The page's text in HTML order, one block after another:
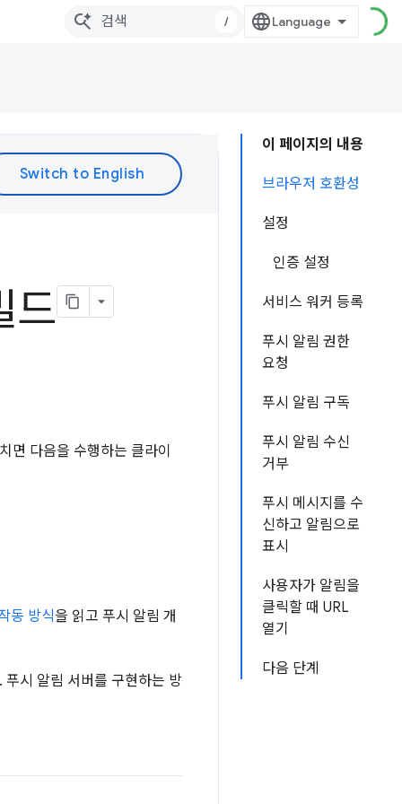
/
이 페이지의 내용
브라우저 호환성
설정
인증 설정
서비스 워커 등록
푸시 알림 권한
요청
푸시 알림 구독
푸시 알림 수신
거부
푸시 메시지를 수
신하고 알림으로
표시
사용자가 알림을
클릭할 때 URL
열기
다음 단계
드
다음을 수행하는 클라이
동 방식을 읽고 푸시 알림 개
시 알림 서버를 구현하는 방